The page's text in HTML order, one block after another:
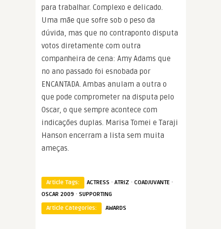
para trabalhar. Complexo e delicado.
Uma mãe que sofre sob o peso da
dúvida, mas que no contraponto disputa
votos diretamente com outra
companheira de cena: Amy Adams que
no ano passado foi esnobada por
ENCANTADA. Ambas anulam a outra o
que pode comprometer na disputa pelo
Oscar, o que sempre acontece com
indicações duplas. Marisa Tomei e Taraji
Hanson encerram a lista sem muita
ameças.
Article Tags: ACTRESS · ATRIZ · COADJUVANTE ·
OSCAR 2009 · SUPPORTING
Article Categories:
AWARDS